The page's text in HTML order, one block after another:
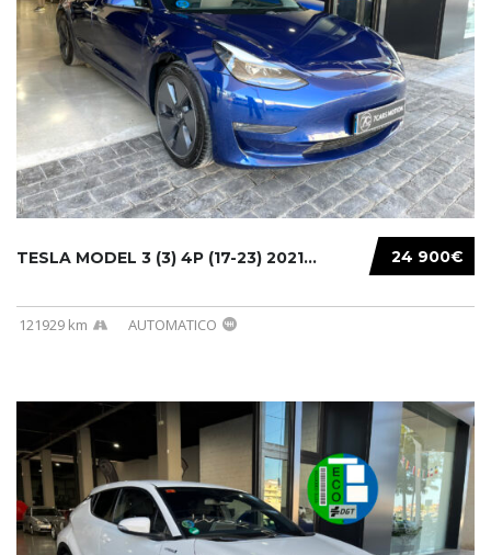
24 900€
TESLA MODEL 3 (3) 4P (17-23) 2021...
121929 km AUTOMATICO